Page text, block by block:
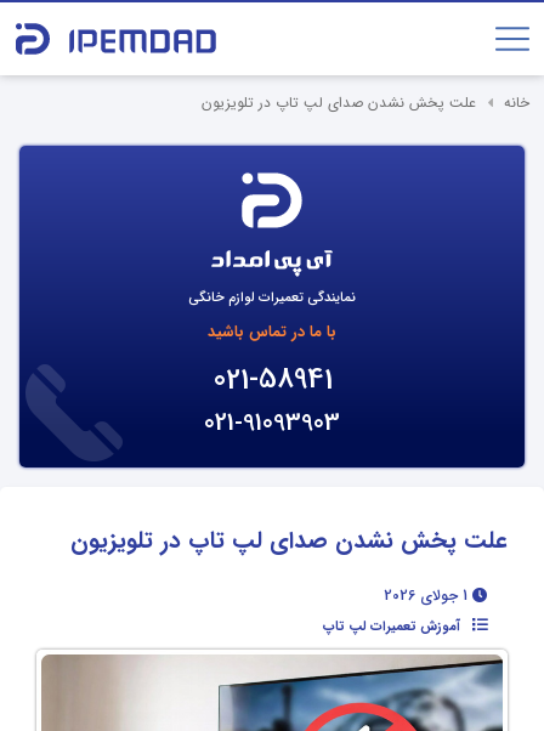
خانه علت پخش نشدن صدای لپ تاپ در تلویزیون
نمایندگی تعمیرات لوازم خانگی
با ما در تماس باشید
021-58941
021-91093903
علت پخش نشدن صدای لپ تاپ در تلویزیون
آموزش تعمیرات لپ تاپ